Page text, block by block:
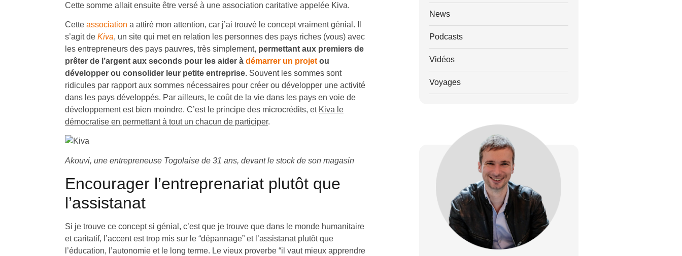
Cette somme allait ensuite être versé à une association caritative appelée Kiva.
Cette association a attiré mon attention, car j’ai trouvé le concept vraiment génial. Il
s’agit de Kiva, un site qui met en relation les personnes des pays riches (vous) avec
les entrepreneurs des pays pauvres, très simplement, permettant aux premiers de
prêter de l’argent aux seconds pour les aider à démarrer un projet ou
développer ou consolider leur petite entreprise. Souvent les sommes sont
ridicules par rapport aux sommes nécessaires pour créer ou développer une activité
dans les pays développés. Par ailleurs, le coût de la vie dans les pays en voie de
développement est bien moindre. C’est le principe des microcrédits, et Kiva le
démocratise en permettant à tout un chacun de participer.
Akouvi, une entrepreneuse Togolaise de 31 ans, devant le stock de son magasin
Encourager l’entreprenariat plutôt que
l’assistanat
Si je trouve ce concept si génial, c’est que je trouve que dans le monde humanitaire
et caritatif, l’accent est trop mis sur le “dépannage” et l’assistanat plutôt que
l’éducation, l’autonomie et le long terme. Le vieux proverbe “il vaut mieux apprendre
News
Podcasts
Vidéos
Voyages